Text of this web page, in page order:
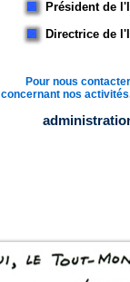
Président de
Directrice de
Pour nous
concernant nos